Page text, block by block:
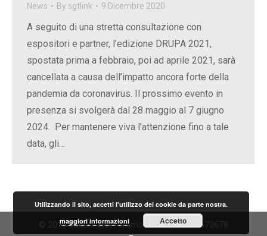
News By sgtlink 9 Dicembre 2020
A seguito di una stretta consultazione con
espositori e partner, l’edizione DRUPA 2021,
spostata prima a febbraio, poi ad aprile 2021, sarà
cancellata a causa dell’impatto ancora forte della
pandemia da coronavirus. Il prossimo evento in
presenza si svolgerà dal 28 maggio al 7 giugno
2024. Per mantenere viva l’attenzione fino a tale
data, gli…
© 2015 Curioni Sun Teramo | P.IVA IT01736670678
Utilizzando il sito, accetti l'utilizzo dei cookie da parte nostra.
maggiori informazioni
Accetto